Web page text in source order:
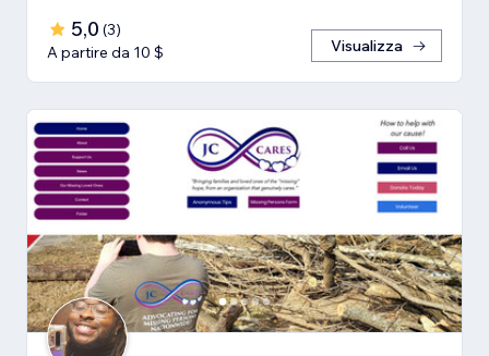
5,0 (3)
A partire da 10 $
Visualizza